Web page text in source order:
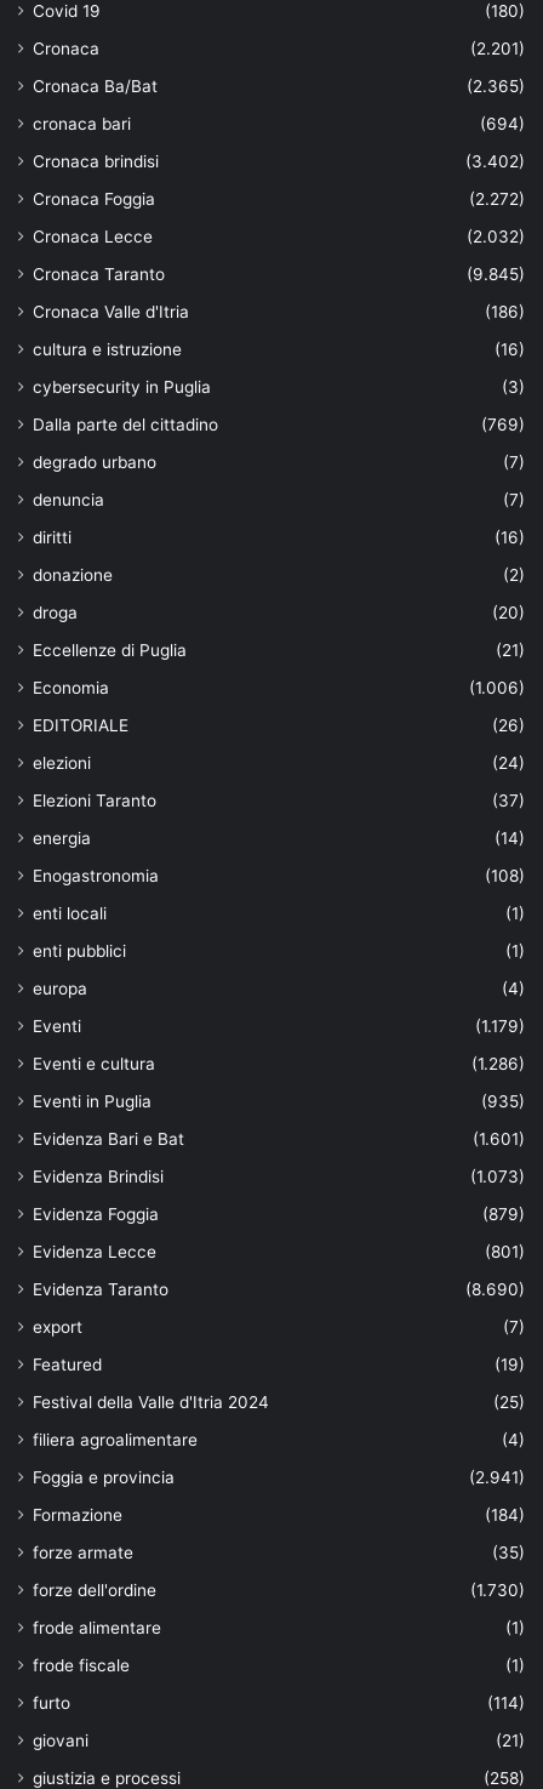
Covid 19
(180)
Cronaca
(2.201)
Cronaca Ba/Bat
(2.365)
cronaca bari
(694)
Cronaca brindisi
(3.402)
Cronaca Foggia
(2.272)
Cronaca Lecce
(2.032)
Cronaca Taranto
(9.845)
Cronaca Valle d'Itria
(186)
cultura e istruzione
(16)
cybersecurity in Puglia
(3)
Dalla parte del cittadino
(769)
degrado urbano
(7)
denuncia
(7)
diritti
(16)
donazione
(2)
droga
(20)
Eccellenze di Puglia
(21)
Economia
(1.006)
EDITORIALE
(26)
elezioni
(24)
Elezioni Taranto
(37)
energia
(14)
Enogastronomia
(108)
enti locali
(1)
enti pubblici
(1)
europa
(4)
Eventi
(1.179)
Eventi e cultura
(1.286)
Eventi in Puglia
(935)
Evidenza Bari e Bat
(1.601)
Evidenza Brindisi
(1.073)
Evidenza Foggia
(879)
Evidenza Lecce
(801)
Evidenza Taranto
(8.690)
export
(7)
Featured
(19)
Festival della Valle d'Itria 2024
(25)
filiera agroalimentare
(4)
Foggia e provincia
(2.941)
Formazione
(184)
forze armate
(35)
forze dell'ordine
(1.730)
frode alimentare
(1)
frode fiscale
(1)
furto
(114)
giovani
(21)
giustizia e processi
(258)